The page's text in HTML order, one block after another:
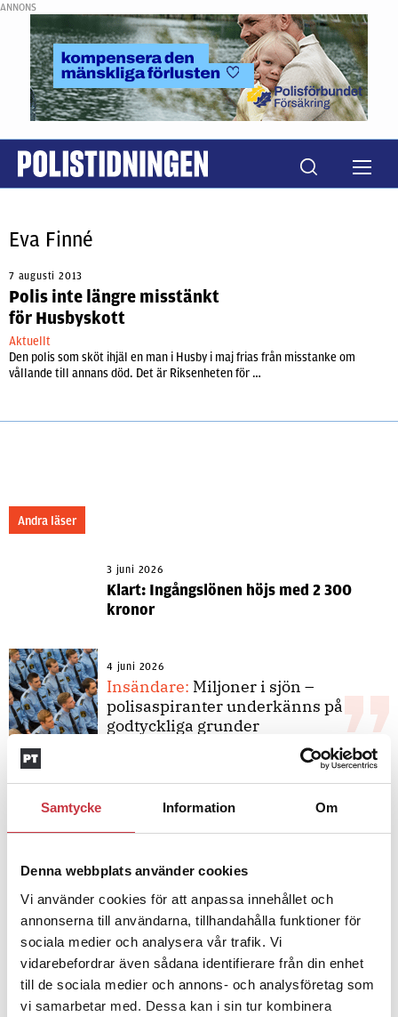
Samtycke Information Om
Denna webbplats använder cookies
Vi använder cookies för att anpassa innehållet och
annonserna till användarna, tillhandahålla funktioner för
sociala medier och analysera vår trafik. Vi
vidarebefordrar även sådana identifierare från din enhet
till de sociala medier och annons- och analysföretag som
vi samarbetar med. Dessa kan i sin tur kombinera
ANNONS
Eva Finné
7 augusti 2013
Polis inte längre misstänkt
för Husbyskott
Aktuellt
Den polis som sköt ihjäl en man i Husby i maj frias från misstanke om
vållande till annans död. Det är Riksenheten för …
Andra läser
3 juni 2026
Klart: Ingångslönen höjs med 2 300
kronor
4 juni 2026
Insändare: Miljoner i sjön –
polisaspiranter underkänns på
godtyckliga grunder
Jens Mårtensson:
Snart 20 år i tjänst
– nu ska han lära sig grunderna
4 juni 2026
Polisregionen erkänner fel: ”Kommer
att rättas till”